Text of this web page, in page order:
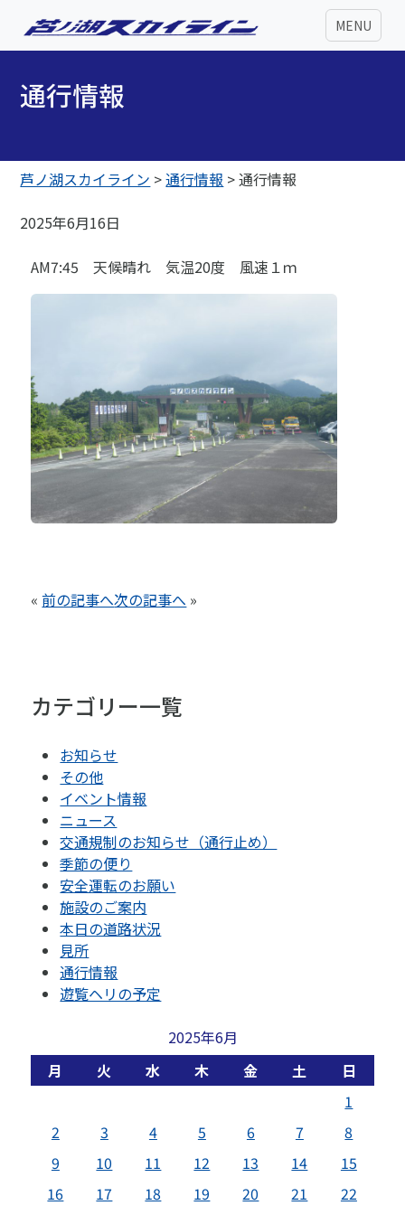
MENU
通行情報
芦ノ湖スカイライン >通行情報 >通行情報
2025年6月16日
AM7:45 天候晴れ 気温20度 風速１ｍ
«前の記事へ次の記事へ »
カテゴリー一覧
お知らせ
その他
イベント情報
ニュース
交通規制のお知らせ（通行止め）
季節の便り
安全運転のお願い
施設のご案内
本日の道路状況
見所
通行情報
遊覧ヘリの予定
2025年6月
月
火 水 木 金 土
日
1
2
3 4 5 6 7
8
9
10 11 12 13 14
15
16
17 18 19 20 21
22